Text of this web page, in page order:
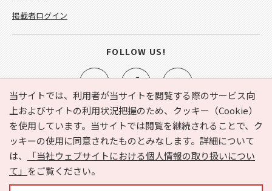
当サイトでは、利用者が当サイトを閲覧する際のサービス向
上およびサイトの利用状況把握のため、クッキー（Cookie）
を使用しています。当サイトでは閲覧を継続されることで、ク
ッキーの使用に同意されたものとみなします。詳細について
は、
「当社ウェブサイトにおける個人情報の取り扱いについ
て」 をご覧ください。
e-NAVITA（イーナビタ）とは？ お気に入り
ヘルプ
利用規約
個人情報の取り扱いについて
運営会社
サイトマップ
広告掲載に関するお問い合わせ
掲載者ログイン
FOLLOW US!